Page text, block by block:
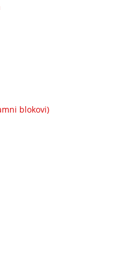
blokovi)